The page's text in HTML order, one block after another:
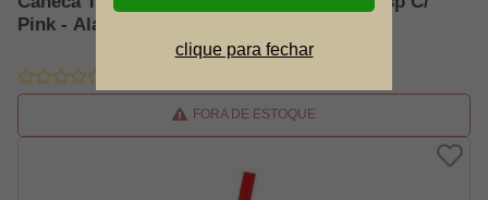
Pink - Aladdin
FORA DE ESTOQUE
clique para fechar